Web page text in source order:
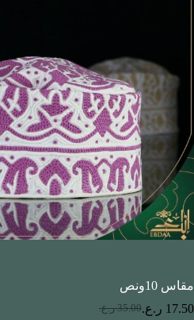
مقاس 10ونص
35.00 ر.ع. 17.50 ر.ع.